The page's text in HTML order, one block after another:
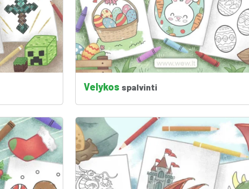
Velykos spalvinti